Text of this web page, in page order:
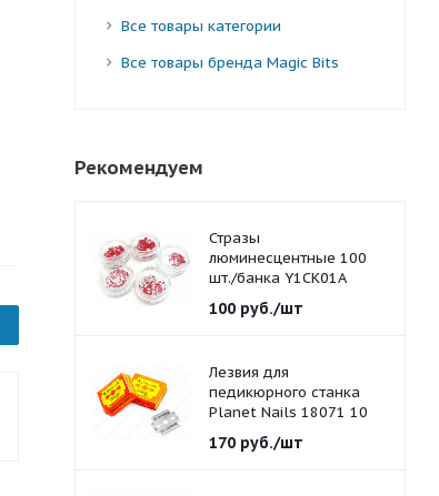
Все товары категории
Все товары бренда Magic Bits
Рекомендуем
Стразы
люминесцентные 100
шт./банка Y1CK01A
красные 1,5 мм.
100руб./шт
Лезвия для
педикюрного станка
Planet Nails 18071 10
170руб./шт